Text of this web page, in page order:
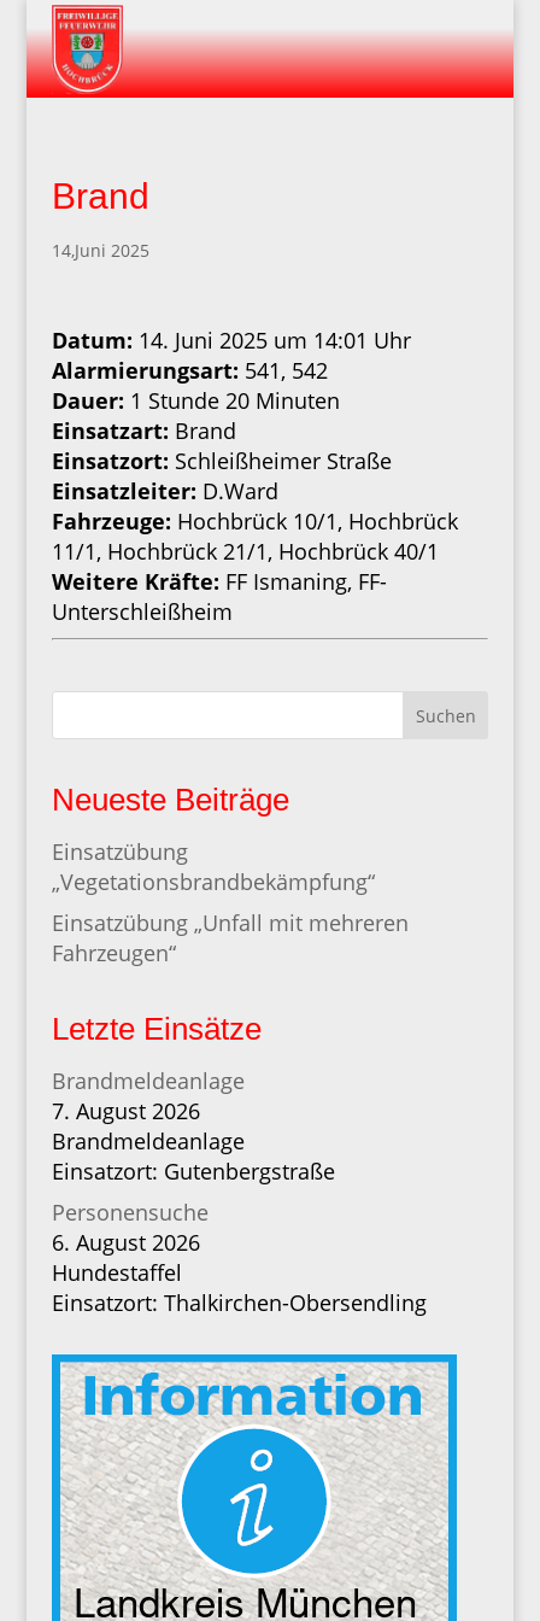
Brand
14,Juni 2025
Datum: 14. Juni 2025 um 14:01 Uhr
Alarmierungsart: 541, 542
Dauer: 1 Stunde 20 Minuten
Einsatzart: Brand
Einsatzort: Schleißheimer Straße
Einsatzleiter: D.Ward
Fahrzeuge: Hochbrück 10/1, Hochbrück
11/1, Hochbrück 21/1, Hochbrück 40/1
Weitere Kräfte: FF Ismaning, FF-
Unterschleißheim
Suchen
Neueste Beiträge
Einsatzübung
„Vegetationsbrandbekämpfung“
Einsatzübung „Unfall mit mehreren
Fahrzeugen“
Letzte Einsätze
Brandmeldeanlage
7. August 2026
Brandmeldeanlage
Einsatzort: Gutenbergstraße
Personensuche
6. August 2026
Hundestaffel
Einsatzort: Thalkirchen-Obersendling